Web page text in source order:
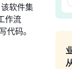
软件集
作流
码。